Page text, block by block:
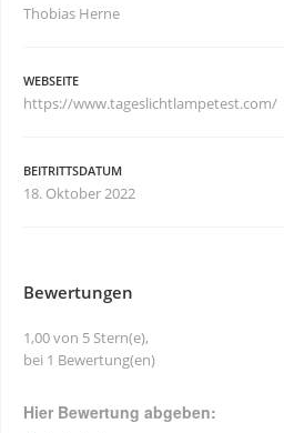
Thobias Herne
WEBSEITE
https://www.tageslichtlampetest.com/
BEITRITTSDATUM
18. Oktober 2022
Bewertungen
1,00 von 5 Stern(e),
bei 1 Bewertung(en)
Hier Bewertung abgeben: